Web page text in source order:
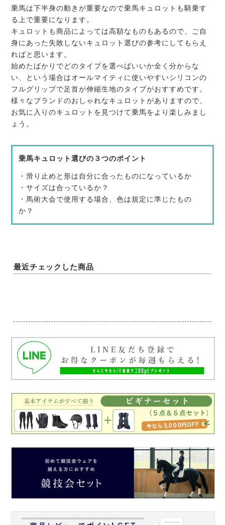
乗馬は下半身の動きが重要なので乗馬キュロットも騎乗す
る上で重要になります。
キュロットも商品によっては高額なものもあるので、ご自
身にあった失敗しないキュロット選びの参考にしてもらえ
ればと思います。
始めたばかりでどのタイプを選べばいいか全く分からな
い、という場合はオールマイティに使いやすいシリコンの
フルグリップで足首が伸縮生地のタイプがおすすめです。
様々なブランドのおしゃれなキュロットがありますので、
お気に入りのキュロットを見つけて乗馬をより楽しみまし
ょう。
乗馬キュロット選びの３つのポイント
・滑り止めと形は自分に合ったものになっているか
・サイズは合っているか？
・馬術大会で使用する場合、色は規定に準じたもの
か？
最近チェックした商品